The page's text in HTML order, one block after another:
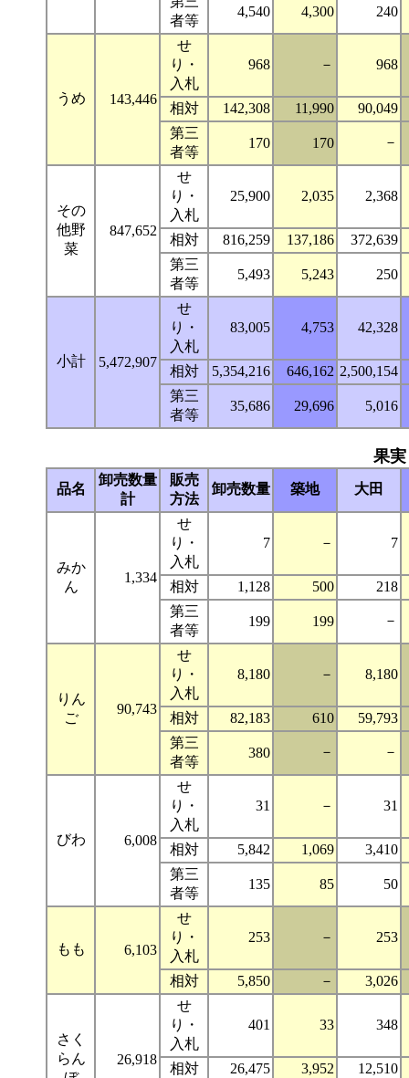
者等
4,540 4,300 240
うめ 143,446
せ
り・
入札
968 － 968
相対 142,308 11,990
90,049
第三
者等
170 170 －
その
他野
菜
847,652
せ
り・
入札
25,900 2,035 2,368
相対 816,259 137,186
372,639
第三
者等
5,493 5,243 250
小計 5,472,907
せ
り・
入札
83,005 4,753 42,328
相対 5,354,216 646,162 2,500,154
第三
者等
35,686 29,696 5,016
果
品名
卸売数量
計
販売
方法
卸売数量 築地 大田
みか
ん
1,334
せ
り・
入札
7 － 7
相対 1,128 500
218
第三
者等
199 199 －
りん
ご
90,743
せ
り・
入札
8,180 － 8,180
相対 82,183 610
59,793
第三
者等
380 － －
びわ 6,008
せ
り・
入札
31 － 31
相対 5,842 1,069
3,410
第三
者等
135 85 50
もも 6,103
せ
り・
入札
253 － 253
相対 5,850 － 3,026
さく
らん
26,918
せ
り・
入札
401 33 348
相対 26,475 3,952
12,510